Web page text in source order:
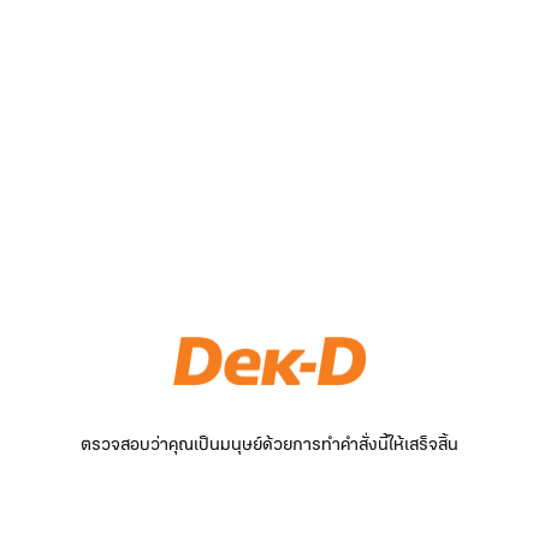
ตรวจสอบว่าคุณเป็นมนุษย์ด้วยการทำคำสั่งนี้ให้เสร็จสิ้น